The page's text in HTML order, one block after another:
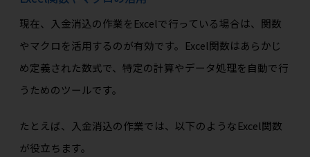
現在、入金消込の作業をExcelで行っている場合は、関数
やマクロを活用するのが有効です。Excel関数はあらかじ
め定義された数式で、特定の計算やデータ処理を自動で行
うためのツールです。
たとえば、入金消込の作業では、以下のようなExcel関数
が役立ちます。